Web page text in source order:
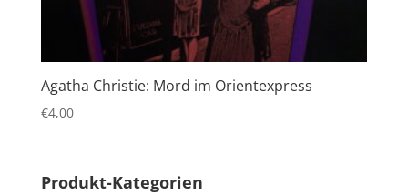
Agatha Christie: Mord im Orientexpress
€4,00
Produkt-Kategorien